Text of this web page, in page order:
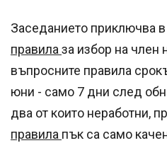
Заседанието приключва
правила за избор на член
въпросните правила
юни - само 7 дни след
два от които неработни,
правила пък са само